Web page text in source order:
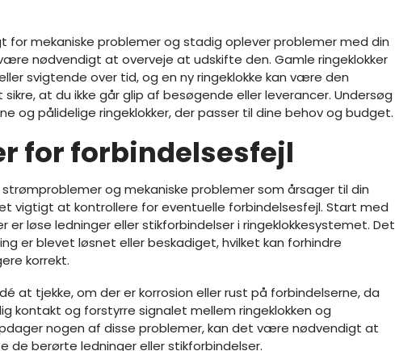
for mekaniske problemer og stadig oplever problemer med din
nødvendigt at overveje at udskifte den. Gamle ringeklokker
svigtende over tid, og en ny ringeklokke kan være den
at du ikke går glip af besøgende eller leverancer. Undersøg
og pålidelige ringeklokker, der passer til dine behov og budget.
for forbindelsesfejl
strømproblemer og mekaniske problemer som årsager til din
vigtigt at kontrollere for eventuelle forbindelsesfejl. Start med
er løse ledninger eller stikforbindelser i ringeklokkesystemet. Det
er blevet løsnet eller beskadiget, hvilket kan forhindre
korrekt.
at tjekke, om der er korrosion eller rust på forbindelserne, da
kontakt og forstyrre signalet mellem ringeklokken og
nogen af disse problemer, kan det være nødvendigt at
de berørte ledninger eller stikforbindelser.